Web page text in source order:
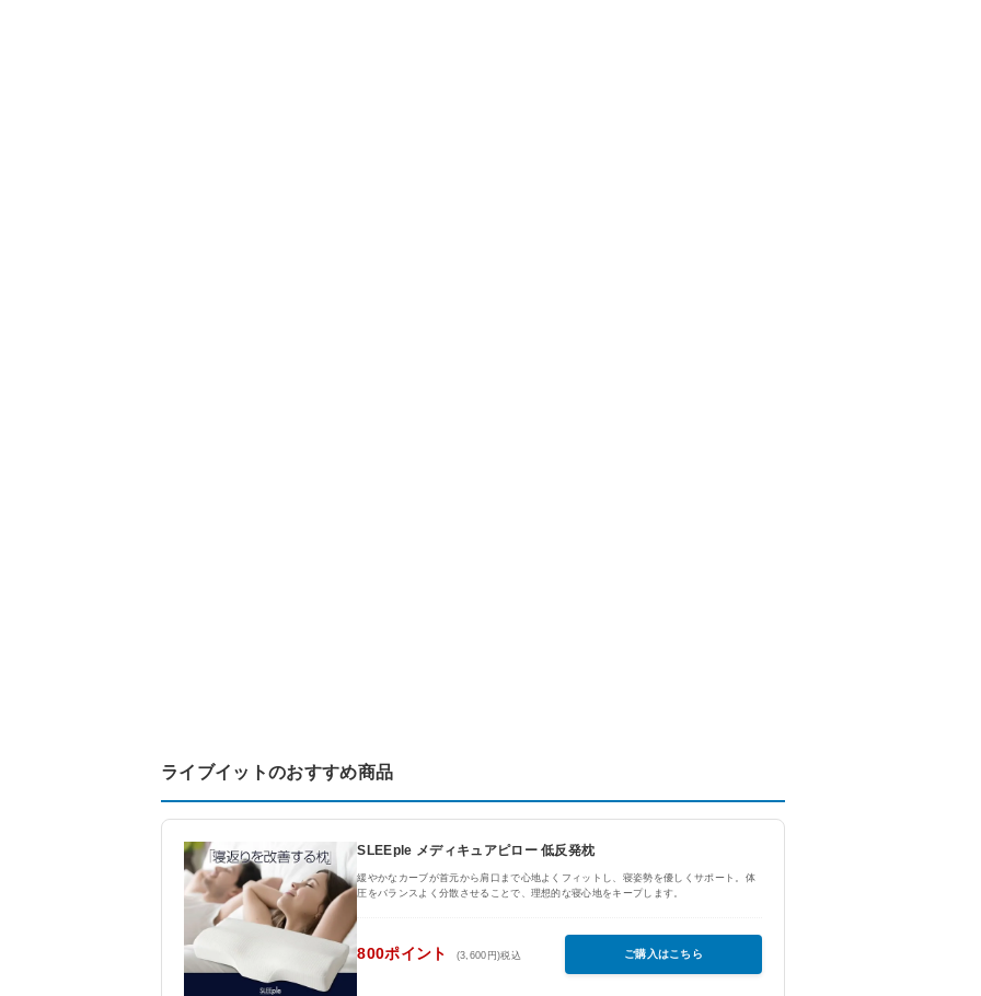
ライブイットのおすすめ商品
SLEEple メディキュアピロー 低反発枕
緩やかなカーブが首元から肩口まで心地よくフィットし、寝姿勢を優しくサポート。体
圧をバランスよく分散させることで、理想的な寝心地をキープします。
800ポイント (3,600円)税込 ご購入はこちら